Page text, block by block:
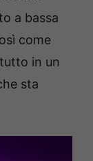
a bassa
come
in un
sta